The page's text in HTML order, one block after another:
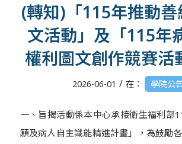
(轉知)「115年推動
文活動」及「115年
權利圖文創作競賽活
2026-06-01 / 在： 學院公
一、旨揭活動係本中心承接衛生福利部
願及病人自主識能精進計畫」，為鼓勵